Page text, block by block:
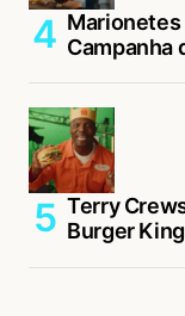
Campanha
Terry
Burger King